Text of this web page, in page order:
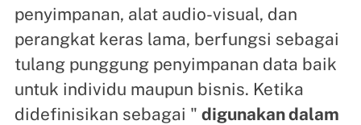
penyimpanan, alat audio-visual, dan
perangkat keras lama, berfungsi sebagai
tulang punggung penyimpanan data baik
untuk individu maupun bisnis. Ketika
didefinisikan sebagai " digunakan dalam